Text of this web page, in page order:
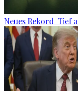
Neues Rekord-Tief